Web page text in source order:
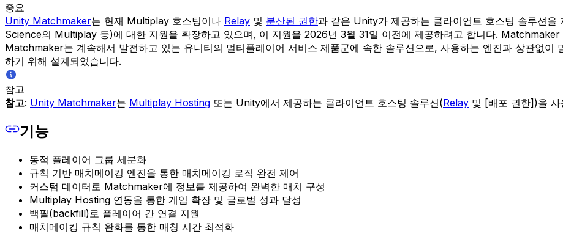
중요
Unity Matchmaker는 현재 Multiplay 호스팅이나 Relay 및 분산된 권한과 같은 Unity가 제공하는 클라이언트 호스팅 솔루션
Science의 Multiplay 등)에 대한 지원을 확장하고 있으며, 이 지원을 2026년 3월 31일 이전에 제공하려고 합니다.
Matchmaker는 계속해서 발전하고 있는 유니티의 멀티플레이어 서비스 제품군에 속한 솔루션으로, 사용하는 엔진과 상관없이
하기 위해 설계되었습니다.
참고
참고: Unity Matchmaker는 Multiplay Hosting 또는 Unity에서 제공하는 클라이언트 호스팅 솔루션(Relay 및 [배포 권한])을 사
기능
동적 플레이어 그룹 세분화
규칙 기반 매치메이킹 엔진을 통한 매치메이킹 로직 완전 제어
커스텀 데이터로 Matchmaker에 정보를 제공하여 완벽한 매치 구성
Multiplay Hosting 연동을 통한 게임 확장 및 글로벌 성과 달성
백필(backfill)로 플레이어 간 연결 지원
매치메이킹 규칙 완화를 통한 매칭 시간 최적화